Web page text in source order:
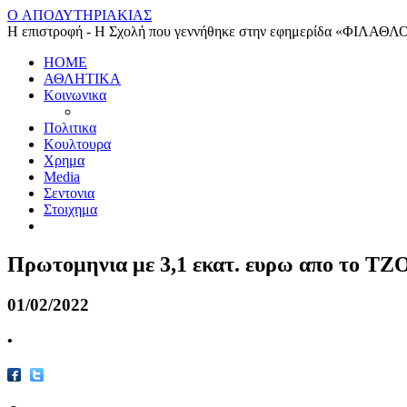
O ΑΠΟΔΥΤΗΡΙΑΚΙΑΣ
Η επιστροφή - Η Σχολή που γεννήθηκε στην εφημερίδα
HOME
ΑΘΛΗΤΙΚΑ
Κοινωνικα
Πολιτικα
Κουλτουρα
Χρημα
Media
Σεντονια
Στοιχημα
Πρωτομηνια με 3,1 εκατ. ευρω απο το
01/02/2022
•